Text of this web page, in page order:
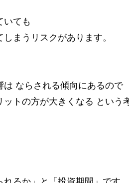
いても
まうリスクがあります。
ならされる傾向にあるので
トの方が大きくなる という